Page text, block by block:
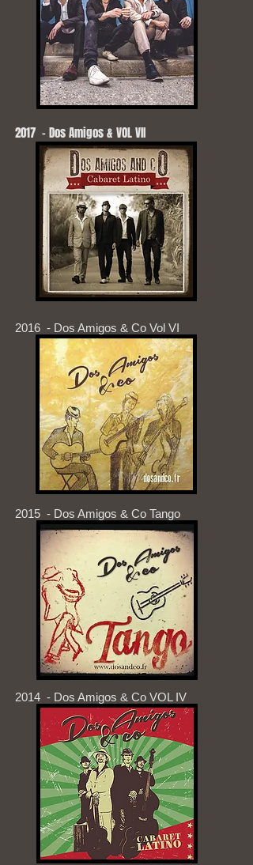
2017 - Dos Amigos & VOL VII
2016 - Dos Amigos & Co Vol VI
2015 - Dos Amigos & Co Tango
2014 - Dos Amigos & Co VOL IV